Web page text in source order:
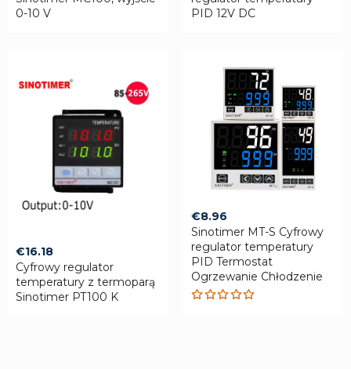
0-10 V
PID 12V DC
€16.18
Cyfrowy regulator
temperatury z termoparą
Sinotimer PT100 K
€8.96
Sinotimer MT-S Cyfrowy
regulator temperatury
PID Termostat
Ogrzewanie Chłodzenie